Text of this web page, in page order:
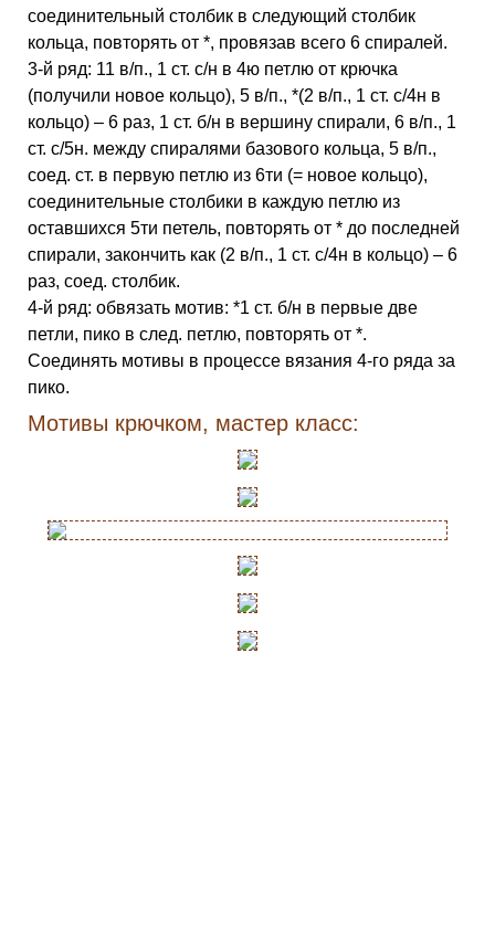
соединительный столбик в следующий столбик
кольца, повторять от *, провязав всего 6 спиралей.
3-й ряд: 11 в/п., 1 ст. с/н в 4ю петлю от крючка
(получили новое кольцо), 5 в/п., *(2 в/п., 1 ст. с/4н в
кольцо) – 6 раз, 1 ст. б/н в вершину спирали, 6 в/п., 1
ст. с/5н. между спиралями базового кольца, 5 в/п.,
соед. ст. в первую петлю из 6ти (= новое кольцо),
соединительные столбики в каждую петлю из
оставшихся 5ти петель, повторять от * до последней
спирали, закончить как (2 в/п., 1 ст. с/4н в кольцо) – 6
раз, соед. столбик.
4-й ряд: обвязать мотив: *1 ст. б/н в первые две
петли, пико в след. петлю, повторять от *.
Соединять мотивы в процессе вязания 4-го ряда за
пико.
Мотивы крючком, мастер класс: